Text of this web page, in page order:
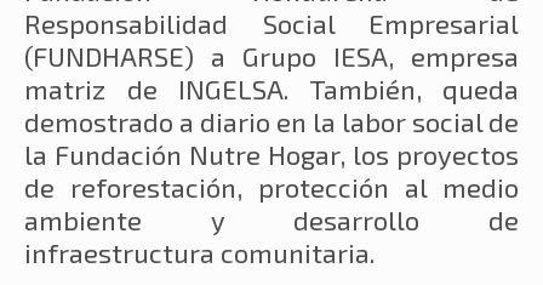
Responsabilidad Social Empresarial
(FUNDHARSE) a Grupo IESA, empresa
matriz de INGELSA. También, queda
demostrado a diario en la labor social de
la Fundación Nutre Hogar, los proyectos
de reforestación, protección al medio
ambiente y desarrollo de
infraestructura comunitaria.